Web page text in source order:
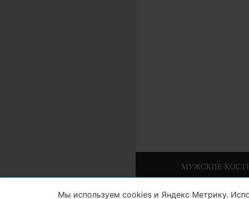
МУЖСКИЕ
Мы используем cookies и Яндекс Метрику.